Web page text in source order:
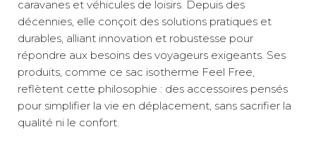
caravanes et véhicules de loisirs. Depuis des
décennies, elle conçoit des solutions pratiques et
durables, alliant innovation et robustesse pour
répondre aux besoins des voyageurs exigeants. Ses
produits, comme ce sac isotherme Feel Free,
reflètent cette philosophie : des accessoires pensés
pour simplifier la vie en déplacement, sans sacrifier la
qualité ni le confort.